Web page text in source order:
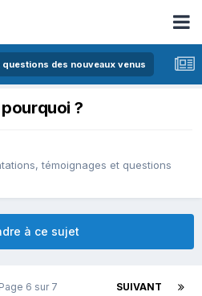
des nouveaux venus
?
témoignages et questions
à ce sujet
SUIVANT
Page 6 sur 7